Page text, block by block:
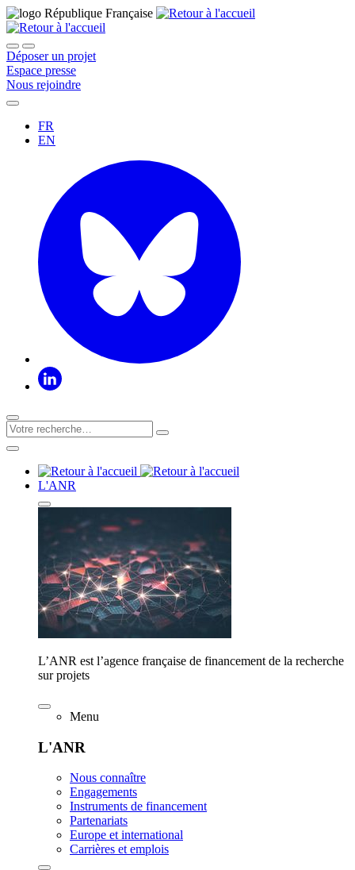
Déposer un projet
Espace presse
Nous rejoindre
FR
EN
L'ANR
L’ANR est l’agence française de financement de la recherche
sur projets
Menu
L'ANR
Nous connaître
Engagements
Instruments de financement
Partenariats
Europe et international
Carrières et emplois